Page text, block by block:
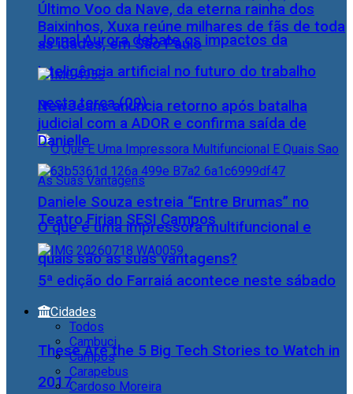
Jornal Aurora debate os impactos da
inteligência artificial no futuro do trabalho
nesta terça (09)
O que é uma impressora multifuncional e
quais são as suas vantagens?
These Are the 5 Big Tech Stories to Watch in
2017
Último Voo da Nave, da eterna rainha dos
Baixinhos, Xuxa reúne milhares de fãs de toda
as idades, em São Paulo
NewJeans anuncia retorno após batalha
judicial com a ADOR e confirma saída de
Danielle
Daniele Souza estreia “Entre Brumas” no
Teatro Firjan SESI Campos
5ª edição do Farraiá acontece neste sábado
Cidades
Todos
Cambuci
Campos
Carapebus
Cardoso Moreira